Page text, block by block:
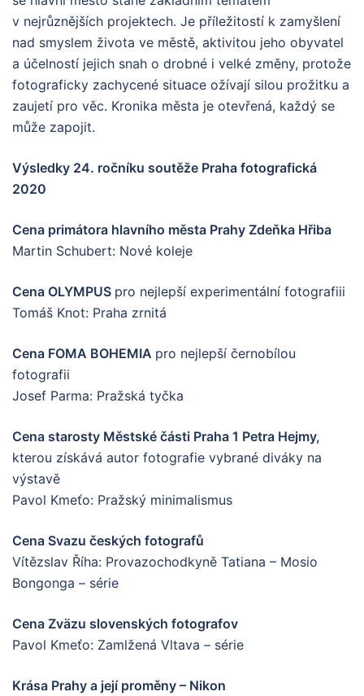
v nejrůznějších projektech. Je příležitostí k zamyšlení
nad smyslem života ve městě, aktivitou jeho obyvatel
a účelností jejich snah o drobné i velké změny, protože
fotograficky zachycené situace ožívají silou prožitku a
zaujetí pro věc. Kronika města je otevřená, každý se
může zapojit.
Výsledky 24. ročníku soutěže Praha fotografická
2020
Cena primátora hlavního města Prahy Zdeňka Hřiba
Martin Schubert: Nové koleje
Cena OLYMPUS pro nejlepší experimentální fotografiii
Tomáš Knot: Praha zrnitá
Cena FOMA BOHEMIA pro nejlepší černobílou
fotografii
Josef Parma: Pražská tyčka
Cena starosty Městské části Praha 1 Petra Hejmy,
kterou získává autor fotografie vybrané diváky na
výstavě
Pavol Kmeťo: Pražský minimalismus
Cena Svazu českých fotografů
Vítězslav Říha: Provazochodkyně Tatiana – Mosio
Bongonga – série
Cena Zväzu slovenských fotografov
Pavol Kmeťo: Zamlžená Vltava – série
Krása Prahy a její proměny – Nikon